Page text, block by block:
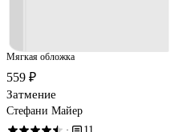
Мягкая обложка
559 ₽
Затмение
Стефани Майер